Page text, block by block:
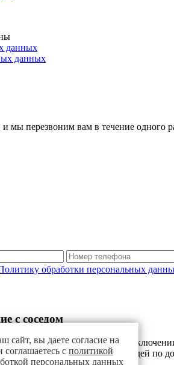
данных
данных
мы перезвоним вам в течение одного
обработки персональных
с соседом
акции «Скидка 5% при
друга, члена семьи или соседей
сайт, вы даете согласие на
с политикой
персональных данных